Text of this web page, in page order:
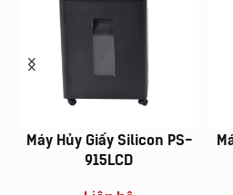
Máy Hủy Giấy Silicon PS-
915LCD